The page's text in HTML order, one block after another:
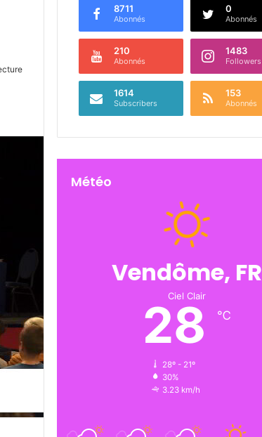
8711
Abonnés
0
Abonnés
210
Abonnés
1483
Followers
1614
Subscribers
153
Abonnés
Météo
Vendôme, FR
Ciel Clair
28 ℃
28º - 21º
30%
3.23 km/h